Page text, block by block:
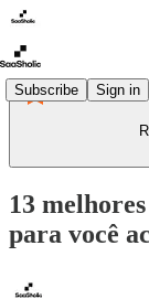
Subscribe Sign in
13
para você